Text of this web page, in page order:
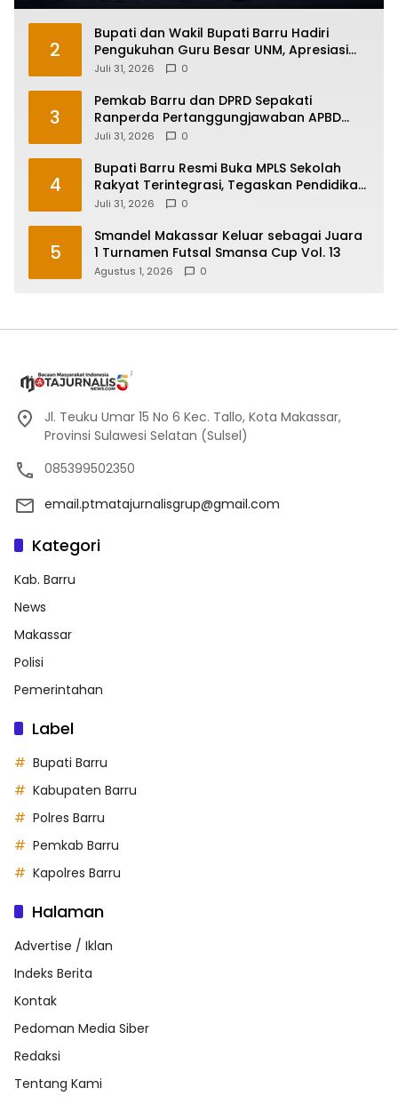
2
Bupati dan Wakil Bupati Barru Hadiri
Pengukuhan Guru Besar UNM, Apresiasi
Capaian Prof. Kamaruddin Hasan
Juli 31, 2026 0
3
Pemkab Barru dan DPRD Sepakati
Ranperda Pertanggungjawaban APBD
2025, Perkuat Komitmen Tata Kelola dan
Juli 31, 2026 0
4
Bupati Barru Resmi Buka MPLS Sekolah
Rakyat Terintegrasi, Tegaskan Pendidikan
Kunci Masa Depan Generasi
Juli 31, 2026 0
5
Smandel Makassar Keluar sebagai Juara
1 Turnamen Futsal Smansa Cup Vol. 13
Agustus 1, 2026 0
Jl. Teuku Umar 15 No 6 Kec. Tallo, Kota Makassar,
Provinsi Sulawesi Selatan (Sulsel)
085399502350
email.ptmatajurnalisgrup@gmail.com
Kategori
Kab. Barru
News
Makassar
Polisi
Pemerintahan
Label
Bupati Barru
Kabupaten Barru
Polres Barru
Pemkab Barru
Kapolres Barru
Halaman
Advertise / Iklan
Indeks Berita
Kontak
Pedoman Media Siber
Redaksi
Tentang Kami